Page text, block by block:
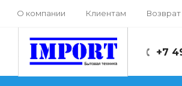
О компании Клиентам
+7